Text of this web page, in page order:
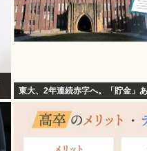
東大、2年連続赤字へ。「貯金」